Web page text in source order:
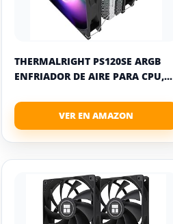
THERMALRIGHT PS120SE ARGB
ENFRIADOR DE AIRE PARA CPU,...